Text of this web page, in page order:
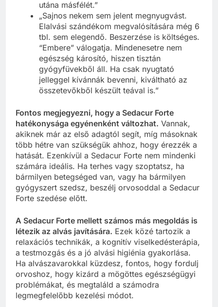
utána másfélét.”
„Sajnos nekem sem jelent megnyugvást.
Elalvási szándékom megvalósítására még 6
tbl. sem elegendő. Beszerzése is költséges.
“Embere” válogatja. Mindenesetre nem
egészség károsító, hiszen tisztán
gyógyfüvekből áll. Ha csak nyugtató
jelleggel kívánnák bevenni, kiváltható az
összetevőkből készült teával is.”
Fontos megjegyezni, hogy a Sedacur Forte
hatékonysága egyénenként változhat. Vannak,
akiknek már az első adagtól segít, míg másoknak
több hétre van szükségük ahhoz, hogy érezzék a
hatását. Ezenkívül a Sedacur Forte nem mindenki
számára ideális. Ha terhes vagy szoptatsz, ha
bármilyen betegséged van, vagy ha bármilyen
gyógyszert szedsz, beszélj orvosoddal a Sedacur
Forte szedése előtt.
A Sedacur Forte mellett számos más megoldás is
létezik az alvás javítására. Ezek közé tartozik a
relaxációs technikák, a kognitív viselkedésterápia,
a testmozgás és a jó alvási higiénia gyakorlása.
Ha alvászavarokkal küzdesz, fontos, hogy fordulj
orvoshoz, hogy kizárd a mögöttes egészségügyi
problémákat, és megtaláld a számodra
legmegfelelőbb kezelési módot.